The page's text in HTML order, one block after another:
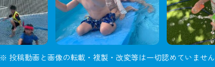
※ 投稿動画と画像の転載・複製・改変等は一切認めていません